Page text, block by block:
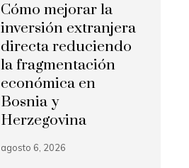
Cómo mejorar la
inversión extranjera
directa reduciendo
la fragmentación
económica en
Bosnia y
Herzegovina
agosto 6, 2026